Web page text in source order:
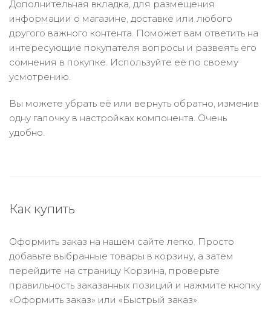
Дополнительная вкладка, для размещения
информации о магазине, доставке или любого
другого важного контента. Поможет вам ответить на
интересующие покупателя вопросы и развеять его
сомнения в покупке. Используйте её по своему
усмотрению.
Вы можете убрать её или вернуть обратно, изменив
одну галочку в настройках компонента. Очень
удобно.
Как купить
Оформить заказ на нашем сайте легко. Просто
добавьте выбранные товары в корзину, а затем
перейдите на страницу Корзина, проверьте
правильность заказанных позиций и нажмите кнопку
«Оформить заказ» или «Быстрый заказ».